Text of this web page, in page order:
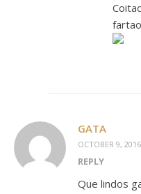
GATA
OCTOBER 9,
REPLY
Que lindos